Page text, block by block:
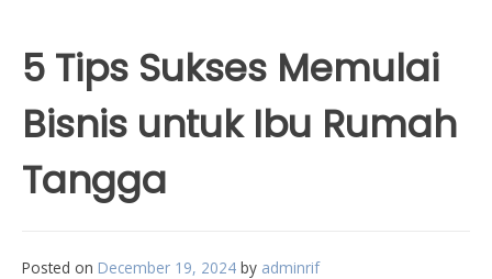
5 Tips Sukses Memulai
Bisnis untuk Ibu Rumah
Tangga
Posted on December 19, 2024 by adminrif